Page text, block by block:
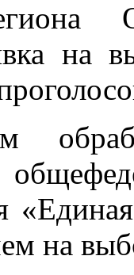
на
на